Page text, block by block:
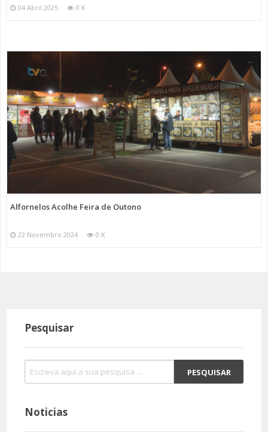
04 Abril 2025 0 K
Alfornelos Acolhe Feira de Outono
22 Novembro 2024 0 K
Pesquisar
Noticias